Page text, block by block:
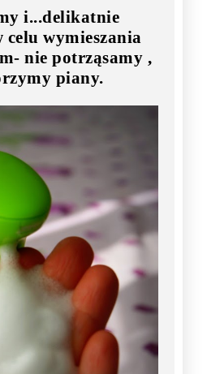
i...delikatnie
celu wymieszania
nie potrząsamy ,
piany.